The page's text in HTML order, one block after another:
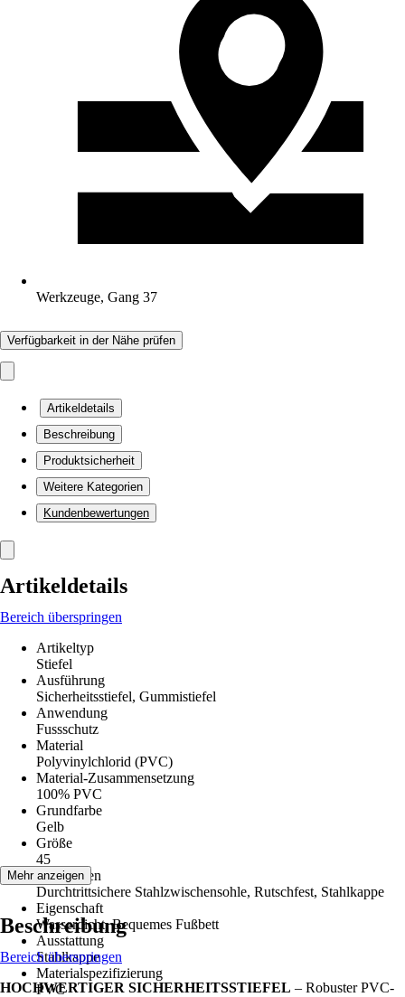
Werkzeuge, Gang 37
Verfügbarkeit in der Nähe prüfen
Artikeldetails
Beschreibung
Produktsicherheit
Weitere Kategorien
Kundenbewertungen
Artikeldetails
Bereich überspringen
Artikeltyp
Stiefel
Ausführung
Sicherheitsstiefel, Gummistiefel
Anwendung
Fussschutz
Material
Polyvinylchlorid (PVC)
Material-Zusammensetzung
100% PVC
Grundfarbe
Gelb
Größe
45
Funktionen
Durchtrittsichere Stahlzwischensohle, Rutschfest, Stahlkappe
Eigenschaft
Wasserdicht, Bequemes Fußbett
Ausstattung
Stahlkappe
Materialspezifizierung
PVC
Mehr anzeigen
Beschreibung
Bereich überspringen
HOCHWERTIGER SICHERHEITSSTIEFEL – Robuster PVC-